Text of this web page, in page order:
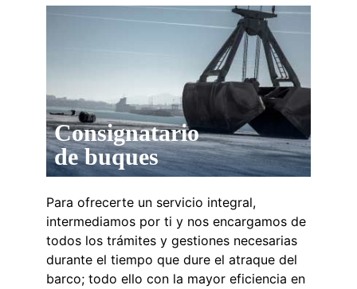
Consignatario
de buques
Para ofrecerte un servicio integral,
intermediamos por ti y nos encargamos de
todos los trámites y gestiones necesarias
durante el tiempo que dure el atraque del
barco; todo ello con la mayor eficiencia en